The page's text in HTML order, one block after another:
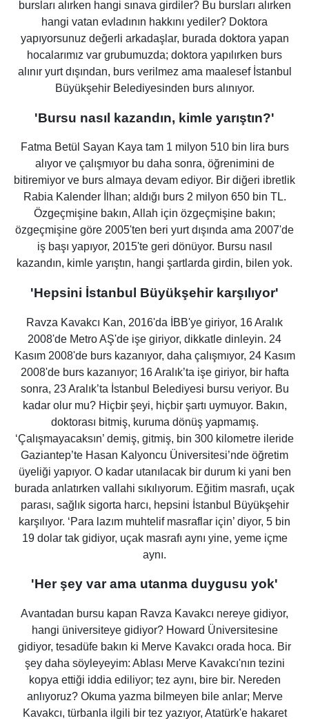
bursları alırken hangi sınava girdiler? Bu bursları alırken
hangi vatan evladının hakkını yediler? Doktora
yapıyorsunuz değerli arkadaşlar, burada doktora yapan
hocalarımız var grubumuzda; doktora yapılırken burs
alınır yurt dışından, burs verilmez ama maalesef İstanbul
Büyükşehir Belediyesinden burs alınıyor.
'Bursu nasıl kazandın, kimle yarıştın?'
Fatma Betül Sayan Kaya tam 1 milyon 510 bin lira burs
alıyor ve çalışmıyor bu daha sonra, öğrenimini de
bitiremiyor ve burs almaya devam ediyor. Bir diğeri ibretlik
Rabia Kalender İlhan; aldığı burs 2 milyon 650 bin TL.
Özgeçmişine bakın, Allah için özgeçmişine bakın;
özgeçmişine göre 2005'ten beri yurt dışında ama 2007'de
iş başı yapıyor, 2015'te geri dönüyor. Bursu nasıl
kazandın, kimle yarıştın, hangi şartlarda girdin, bilen yok.
'Hepsini İstanbul Büyükşehir karşılıyor'
Ravza Kavakcı Kan, 2016'da İBB'ye giriyor, 16 Aralık
2008'de Metro AŞ'de işe giriyor, dikkatle dinleyin. 24
Kasım 2008'de burs kazanıyor, daha çalışmıyor, 24 Kasım
2008'de burs kazanıyor; 16 Aralık’ta işe giriyor, bir hafta
sonra, 23 Aralık’ta İstanbul Belediyesi bursu veriyor. Bu
kadar olur mu? Hiçbir şeyi, hiçbir şartı uymuyor. Bakın,
doktorası bitmiş, kuruma dönüş yapmamış.
‘Çalışmayacaksın’ demiş, gitmiş, bin 300 kilometre ileride
Gaziantep’te Hasan Kalyoncu Üniversitesi’nde öğretim
üyeliği yapıyor. O kadar utanılacak bir durum ki yani ben
burada anlatırken vallahi sıkılıyorum. Eğitim masrafı, uçak
parası, sağlık sigorta harcı, hepsini İstanbul Büyükşehir
karşılıyor. ‘Para lazım muhtelif masraflar için’ diyor, 5 bin
19 dolar tak gidiyor, uçak masrafı aynı yine, yeme içme
aynı.
'Her şey var ama utanma duygusu yok'
Avantadan bursu kapan Ravza Kavakcı nereye gidiyor,
hangi üniversiteye gidiyor? Howard Üniversitesine
gidiyor, tesadüfe bakın ki Merve Kavakcı orada hoca. Bir
şey daha söyleyeyim: Ablası Merve Kavakcı'nın tezini
kopya ettiği iddia ediliyor; tez aynı, bire bir. Nereden
anlıyoruz? Okuma yazma bilmeyen bile anlar; Merve
Kavakcı, türbanla ilgili bir tez yazıyor, Atatürk'e hakaret